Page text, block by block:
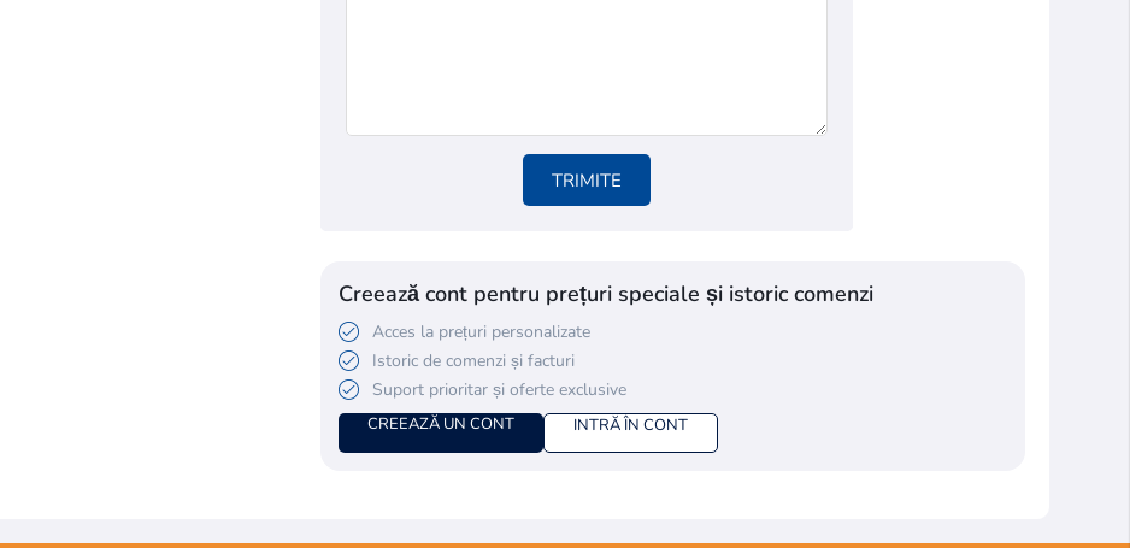
TRIMITE
Creează cont pentru prețuri speciale și istoric comenzi
Acces la prețuri personalizate
Istoric de comenzi și facturi
Suport prioritar și oferte exclusive
CREEAZĂ UN CONT INTRĂ ÎN CONT